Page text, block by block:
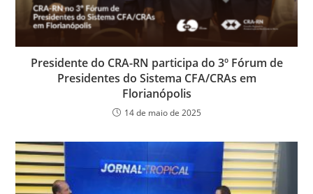
Presidente do CRA-RN participa do 3º Fórum de
Presidentes do Sistema CFA/CRAs em
Florianópolis
14 de maio de 2025